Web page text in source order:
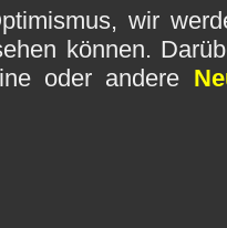
wir
können.
oder andere